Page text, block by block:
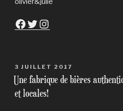
Facebook
Twitter
Instagram
PUBLIÉ
LE
3 JUILLET 2017
Une fabrique de bières
et locales!